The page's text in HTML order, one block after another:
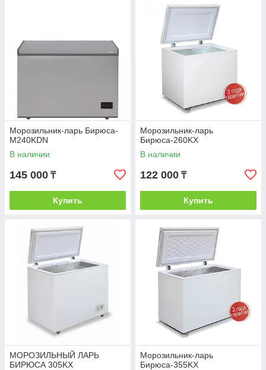
Морозильник-ларь Бирюса-
M240KDN
В наличии
145 000 ₸
Купить
Морозильник-ларь
Бирюса-260KХ
В наличии
122 000 ₸
Купить
МОРОЗИЛЬНЫЙ ЛАРЬ
БИРЮСА 305KX
Морозильник-ларь
Бирюса-355KX